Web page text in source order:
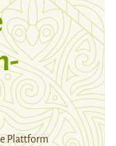
Plattform